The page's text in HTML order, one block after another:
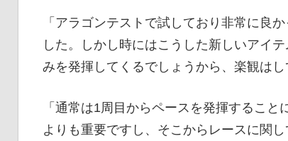
「アラゴンテストで試しており非常に良
した。しかし時にはこうした新しいアイ
みを発揮してくるでしょうから、楽観はし
「通常は1周目からペースを発揮するこ
よりも重要ですし、そこからレースに関